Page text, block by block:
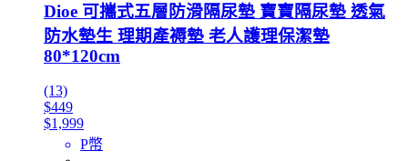
Dioe 可攜式五層防滑隔尿墊 寶寶隔尿墊 透氣
防水墊生 理期產褥墊 老人護理保潔墊
80*120cm
(13)
$449
$1,999
P幣